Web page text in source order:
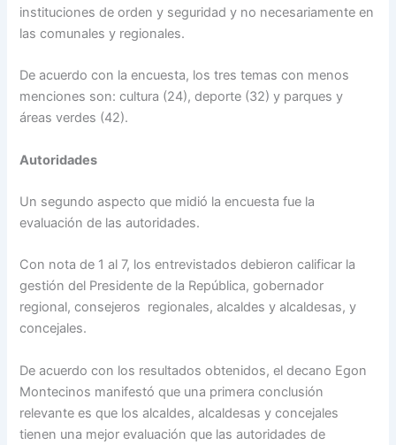
instituciones de orden y seguridad y no necesariamente en
las comunales y regionales.
De acuerdo con la encuesta, los tres temas con menos
menciones son: cultura (24), deporte (32) y parques y
áreas verdes (42).
Autoridades
Un segundo aspecto que midió la encuesta fue la
evaluación de las autoridades.
Con nota de 1 al 7, los entrevistados debieron calificar la
gestión del Presidente de la República, gobernador
regional, consejeros regionales, alcaldes y alcaldesas, y
concejales.
De acuerdo con los resultados obtenidos, el decano Egon
Montecinos manifestó que una primera conclusión
relevante es que los alcaldes, alcaldesas y concejales
tienen una mejor evaluación que las autoridades de